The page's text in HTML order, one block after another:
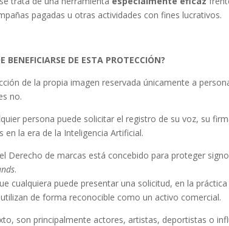
pagadas u otras actividades con fines lucrativos.
BENEFICIARSE DE ESTA PROTECCIÓN?
de la propia imagen reservada únicamente a
no.
persona puede solicitar el registro de su voz, su
en la era de la Inteligencia Artificial.
Derecho de marcas está concebido para proteger
.
cualquiera puede presentar una solicitud, en la
de forma reconocible como un activo comercial.
son principalmente actores, artistas, deportistas o